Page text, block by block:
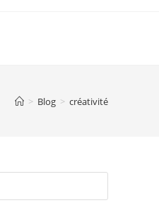
> Blog > créativité